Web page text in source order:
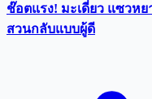
ช๊อตแรง! มะเดี่ยว แซวห
สวนกลับแบบผู้ดี